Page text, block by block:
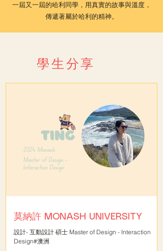
一屆又一屆的哈利同學，用真實的故事與溫度，
傳遞著屬於哈利的精神。
學生分享
莫納許 MONASH UNIVERSITY
設計- 互動設計 碩士 Master of Design - Interaction
Design#澳洲